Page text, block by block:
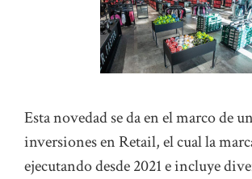
Esta novedad se da en el marco de
inversiones en Retail, el cual la
ejecutando desde 2021 e incluye